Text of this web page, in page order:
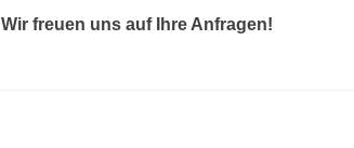
Wir freuen uns auf Ihre Anfragen!